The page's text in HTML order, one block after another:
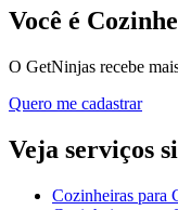
Você é
O GetNinjas recebe
Quero me cadastrar
Veja serviços
Cozinheiras para